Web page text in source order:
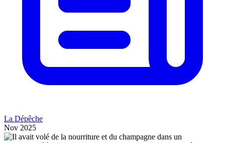
La Dépêche
Nov 2025